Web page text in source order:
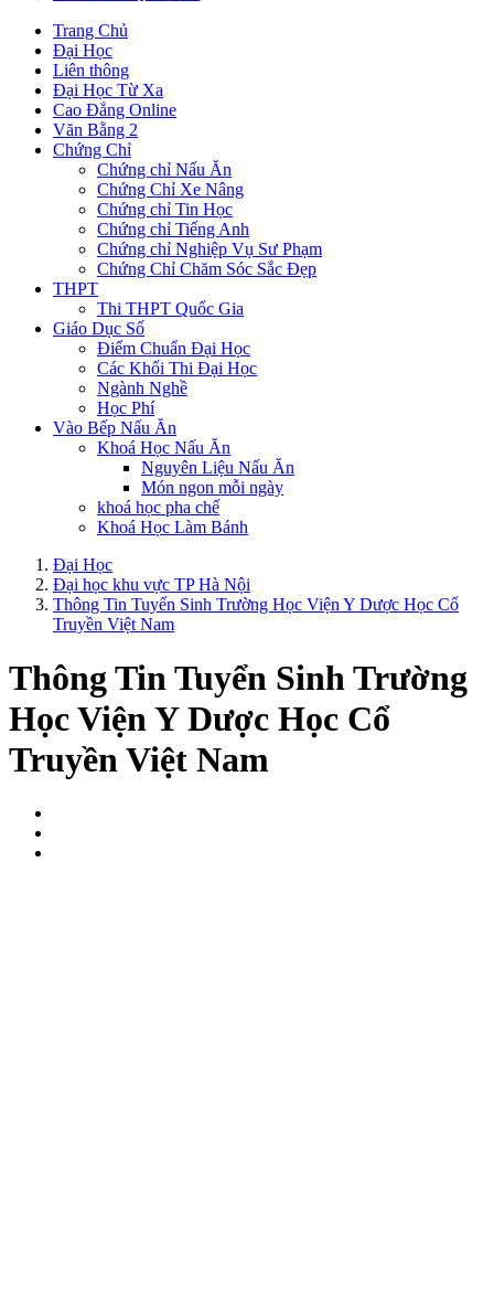
Trang Chủ
Đại Học
Liên thông
Đại Học Từ Xa
Cao Đẳng Online
Văn Bằng 2
Chứng Chỉ
Chứng chỉ Nấu Ăn
Chứng Chỉ Xe Nâng
Chứng chỉ Tin Học
Chứng chỉ Tiếng Anh
Chứng chỉ Nghiệp Vụ Sư Phạm
Chứng Chỉ Chăm Sóc Sắc Đẹp
THPT
Thi THPT Quốc Gia
Giáo Dục Số
Điểm Chuẩn Đại Học
Các Khối Thi Đại Học
Ngành Nghề
Học Phí
Vào Bếp Nấu Ăn
Khoá Học Nấu Ăn
Nguyên Liệu Nấu Ăn
Món ngon mỗi ngày
khoá học pha chế
Khoá Học Làm Bánh
Đại Học
Đại học khu vực TP Hà Nội
Thông Tin Tuyển Sinh Trường Học Viện Y Dược Học Cổ
Truyền Việt Nam
Thông Tin Tuyển Sinh Trường
Học Viện Y Dược Học Cổ
Truyền Việt Nam